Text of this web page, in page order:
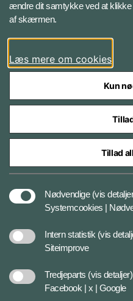
Bluesky
LinkedIn
Styrelser og
ændre dit samtykke ved at klikke
af skærmen.
Læs mere om cookies
Kun
Tillad
Nødvendige (vis
Systemcookies |
Intern statistik (vis
Siteimprove
Tredjeparts (vis detaljer)
Facebook | x | Google